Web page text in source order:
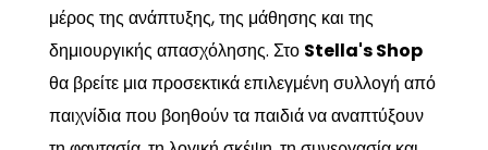
μέρος της ανάπτυξης, της μάθησης και της
δημιουργικής απασχόλησης. Στο Stella's Shop
θα βρείτε μια προσεκτικά επιλεγμένη συλλογή από
παιχνίδια που βοηθούν τα παιδιά να αναπτύξουν